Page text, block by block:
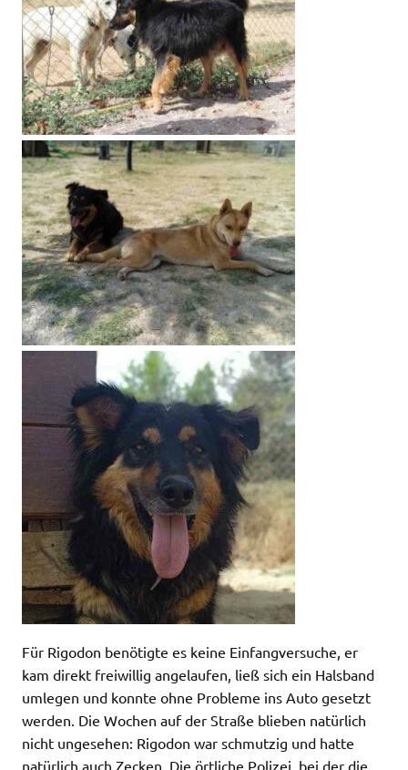
Für Rigodon benötigte es keine Einfangversuche, er
kam direkt freiwillig angelaufen, ließ sich ein Halsband
umlegen und konnte ohne Probleme ins Auto gesetzt
werden. Die Wochen auf der Straße blieben natürlich
nicht ungesehen: Rigodon war schmutzig und hatte
natürlich auch Zecken. Die örtliche Polizei, bei der die